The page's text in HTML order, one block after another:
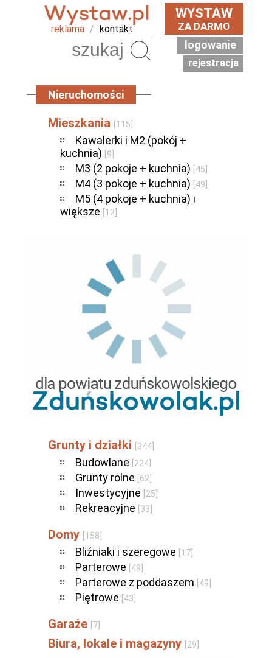
reklama / kontakt
WYSTAW
ZA DARMO
logowanie
rejestracja
Nieruchomości
Mieszkania [115]
Kawalerki i M2 (pokój +
kuchnia)
[9]
M3 (2 pokoje + kuchnia) [45]
M4 (3 pokoje + kuchnia) [49]
M5 (4 pokoje + kuchnia) i
większe
[12]
Grunty i działki [344]
Budowlane [224]
Grunty rolne [62]
Inwestycyjne [25]
Rekreacyjne [33]
Domy [158]
Bliźniaki i szeregowe [17]
Parterowe [49]
Parterowe z poddaszem [49]
Piętrowe [43]
Garaże [7]
Biura, lokale i magazyny [29]